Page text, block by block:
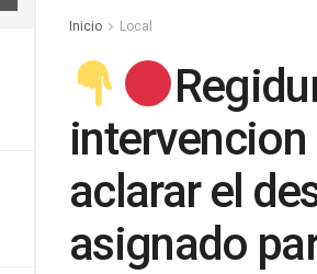
Inicio Local
intervencion
aclarar el
asignado